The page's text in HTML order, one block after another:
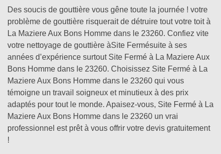
Des soucis de gouttière vous gêne toute la journée ! votre
problème de gouttière risquerait de détruire tout votre toit à
La Maziere Aux Bons Homme dans le 23260. Confiez vite
votre nettoyage de gouttière àSite Fermésuite à ses
années d’expérience surtout Site Fermé à La Maziere Aux
Bons Homme dans le 23260. Choisissez Site Fermé à La
Maziere Aux Bons Homme dans le 23260 qui vous
témoigne un travail soigneux et minutieux à des prix
adaptés pour tout le monde. Apaisez-vous, Site Fermé à La
Maziere Aux Bons Homme dans le 23260 un vrai
professionnel est prêt à vous offrir votre devis gratuitement
!